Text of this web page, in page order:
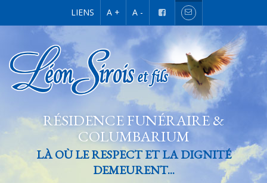
LIENS A + A -
RÉSIDENCE FUNÉRAIRE &
COLUMBARIUM
LÀ OÙ LE RESPECT ET LA DIGNITÉ
DEMEURENT...